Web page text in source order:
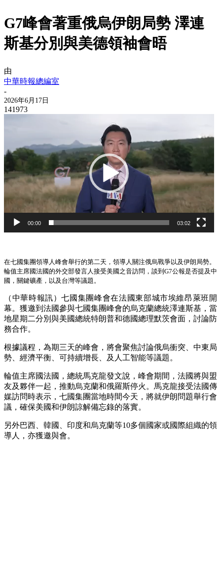
G7峰會著重俄烏伊朗局勢 澤連
斯基分別與美德領袖會晤
由
中華時報總編室
-
2026年6月17日
141973
放
器
00:00 03:02
在七國集團領導人峰會舉行的第二天，領導人關注俄烏戰爭以及伊朗局勢。
輪值主席國法國的外交部發言人接受美國之音訪問，談到G7公報是否提及中
國，關鍵礦產，以及台灣等議題。
（中華時報訊）七國集團峰會在法國東部城市埃維昂萊班開
幕。獲邀到法國參與七國集團峰會的烏克蘭總統澤連斯基，當
地星期二分別與美國總統特朗普和德國總理默茨會面，討論防
務合作。
根據議程，為期三天的峰會，將會聚焦討論俄烏衝突、中東局
勢、經濟平衡、可持續增長、及人工智能等議題。
輪值主席國法國，總統馬克龍發文說，峰會期間，法國將與盟
友及夥伴一起，推動烏克蘭和俄羅斯停火。馬克龍接受法國傳
媒訪問時表示，七國集團當地時間今天，將就伊朗問題舉行會
議，確保美國和伊朗諒解備忘錄的落實。
另外巴西、韓國、印度和烏克蘭等10多個國家或國際組織的領
導人，亦獲邀與會。